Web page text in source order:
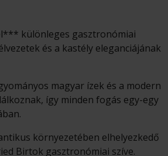
különleges gasztronómiai
és a kastély eleganciájának
magyar ízek és a modern
így minden fogás egy-egy
környezetében elhelyezkedő
Birtok gasztronómiai szíve.